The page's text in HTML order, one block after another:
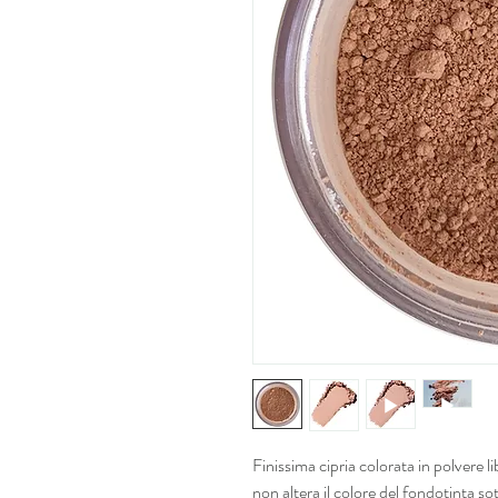
Finissima cipria colorata in polvere
non altera il colore del fondotinta